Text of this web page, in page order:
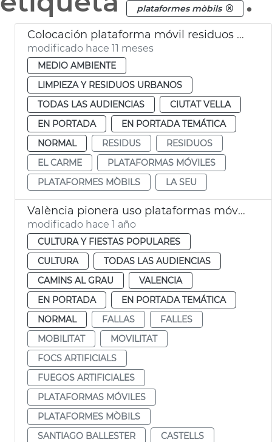
plataformes mòbils
Colocación plataforma móvil residuos plaza San Nicolau València
modificado hace 11 meses
MEDIO AMBIENTE
LIMPIEZA Y RESIDUOS URBANOS
TODAS LAS AUDIENCIAS
CIUTAT VELLA
EN PORTADA
EN PORTADA TEMÁTICA
NORMAL
RESIDUS
RESIDUOS
EL CARME
PLATAFORMAS MÓVILES
PLATAFORMES MÒBILS
LA SEU
València pionera uso plataformas móviles disparo castillos Fallas
modificado hace 1 año
CULTURA Y FIESTAS POPULARES
CULTURA
TODAS LAS AUDIENCIAS
CAMINS AL GRAU
VALENCIA
EN PORTADA
EN PORTADA TEMÁTICA
NORMAL
FALLAS
FALLES
MOBILITAT
MOVILITAT
FOCS ARTIFICIALS
FUEGOS ARTIFICIALES
PLATAFORMAS MÓVILES
PLATAFORMES MÒBILS
SANTIAGO BALLESTER
CASTELLS